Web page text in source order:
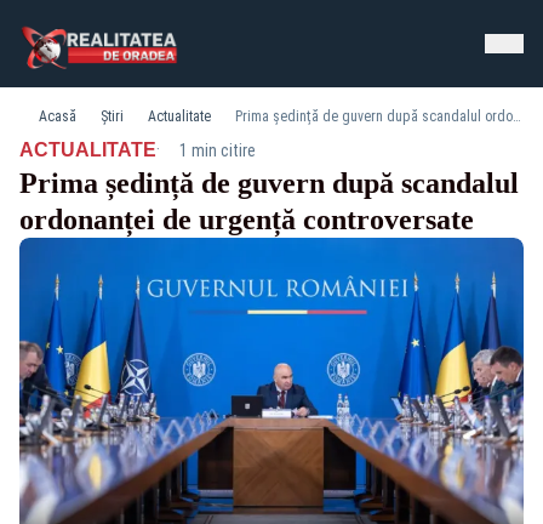
Acasă Știri Actualitate Prima ședință de guvern după scandalul ordonanței de urgență controversate
ACTUALITATE· 1 min citire
Prima ședință de guvern după scandalul
ordonanței de urgență controversate